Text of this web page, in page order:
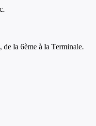
la 6ème à la Terminale.